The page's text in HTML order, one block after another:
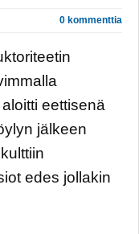
0 kommenttia
eettisenä
jälkeen
edes jollakin